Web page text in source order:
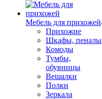
Мебель для прихожей
Прихожие
Шкафы, пеналы
Комоды
Тумбы,
обувницы
Вешалки
Полки
Зеркала